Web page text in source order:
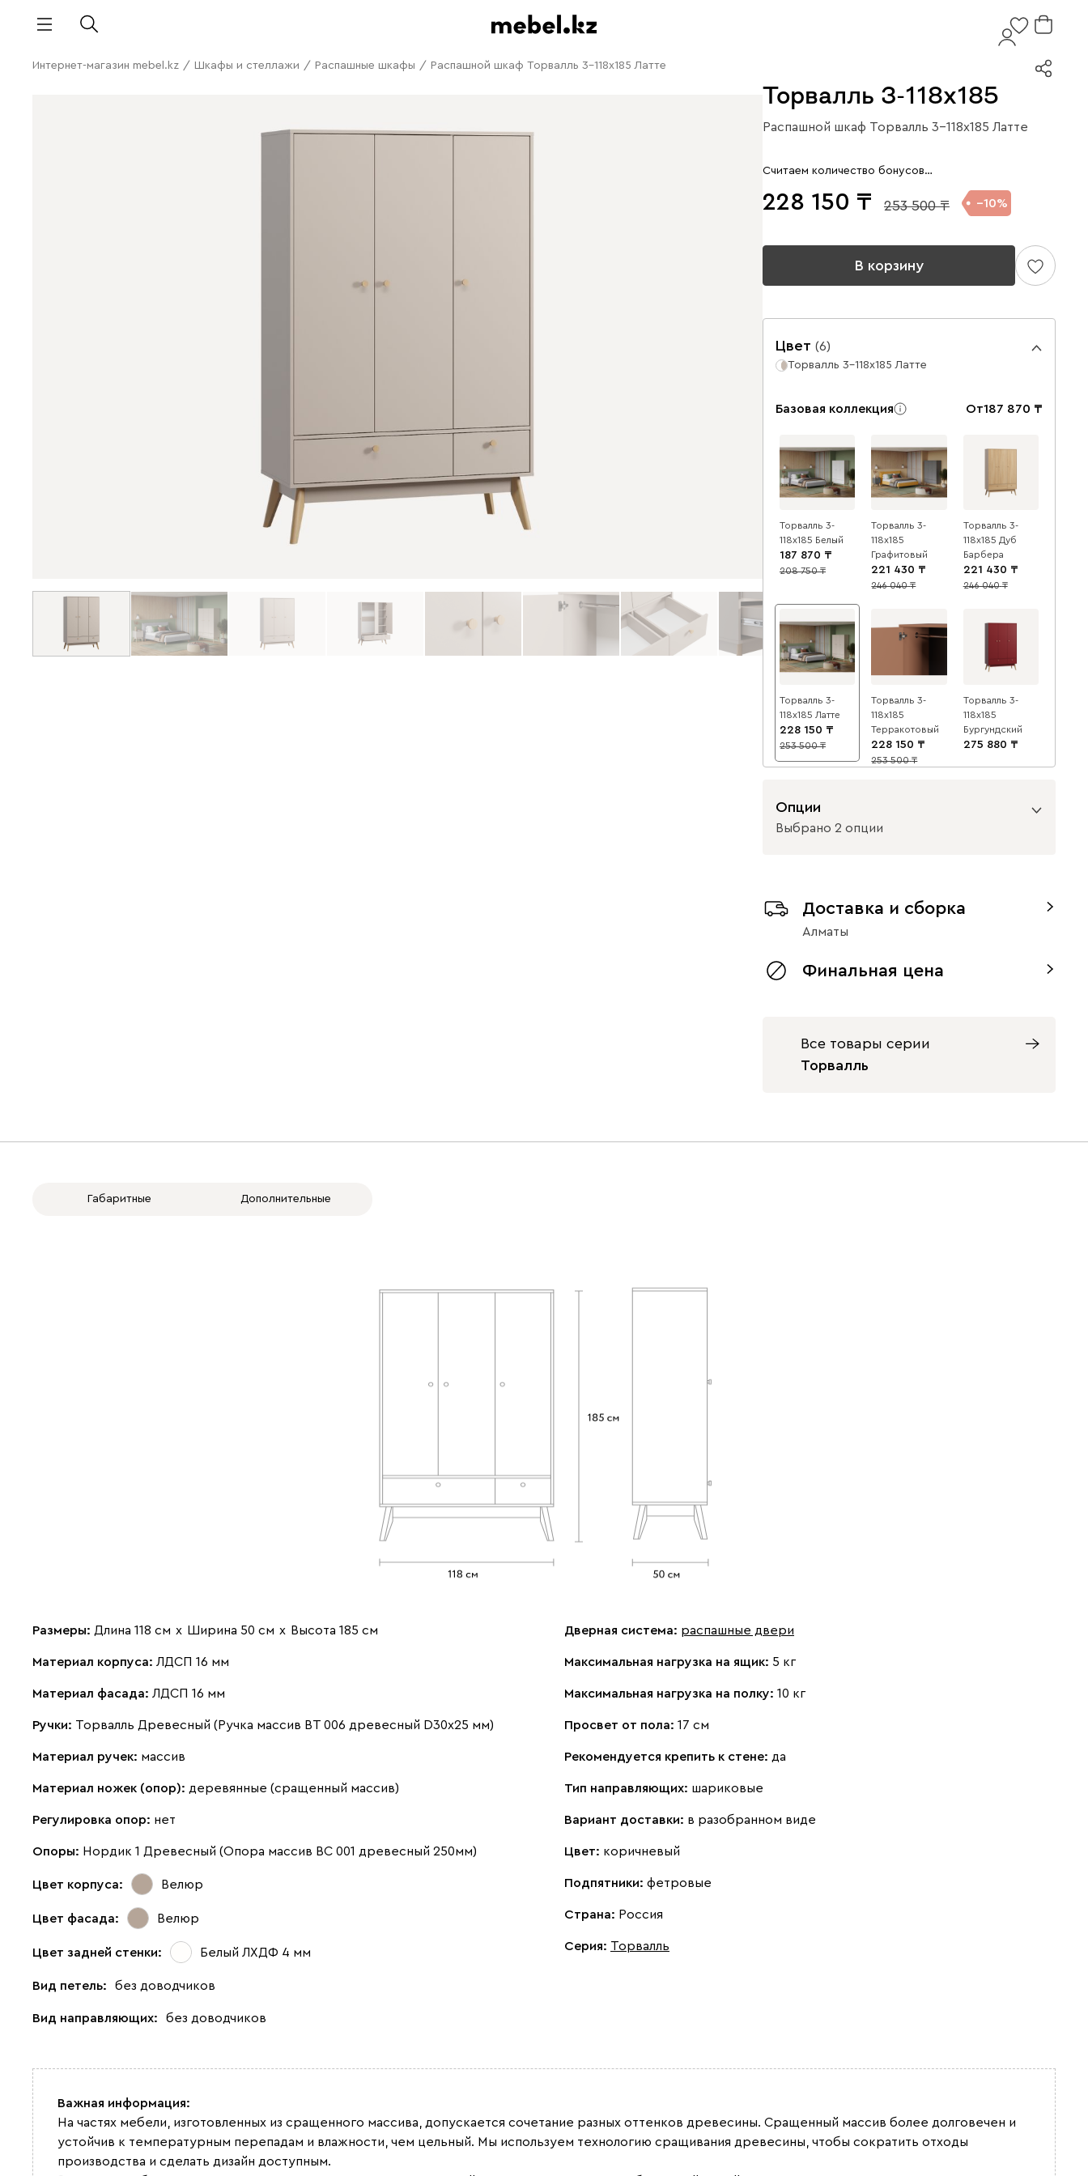
Интернет-магазин mebel.kz / Шкафы и стеллажи / Распашные шкафы / Распашной шкаф Торвалль 3-118x185 Латте
Торвалль 3-118x185
Распашной шкаф Торвалль 3-118x185 Латте
Считаем количество бонусов…
228 150 253 500 10
В корзину
Цвет (6)
Торвалль 3-118x185 Латте
Базовая коллекция От187 870
Торвалль 3-
118x185 Белый
187 870
10
208 750
Торвалль 3-
118x185
Графитовый
221 430
10
246 040
Торвалль 3-
118x185 Дуб
Барбера
221 430
10
246 040
Торвалль 3-
118x185 Латте
228 150
10
253 500
Торвалль 3-
118x185
Терракотовый
228 150
10
253 500
Торвалль 3-
118x185
Бургундский
275 880
Опции
Выбрано 2 опции
с доводчиками без доводчиков
Доставка и сборка
Алматы
Финальная цена
Все товары серии
Торвалль
Габаритные Дополнительные
Размеры: Длина 118 см х Ширина 50 см х Высота 185 см
Материал корпуса: ЛДСП 16 мм
Материал фасада: ЛДСП 16 мм
Ручки: Торвалль Древесный (Ручка массив ВТ 006 древесный D30х25 мм)
Материал ручек: массив
Материал ножек (опор): деревянные (сращенный массив)
Регулировка опор: нет
Опоры: Нордик 1 Древесный (Опора массив ВС 001 древесный 250мм)
Цвет корпуса: Велюр
Цвет фасада: Велюр
Цвет задней стенки: Белый ЛХДФ 4 мм
Вид петель: без доводчиков
Вид направляющих: без доводчиков
Дверная система: распашные двери
Максимальная нагрузка на ящик: 5 кг
Максимальная нагрузка на полку: 10 кг
Просвет от пола: 17 см
Рекомендуется крепить к стене: да
Тип направляющих: шариковые
Вариант доставки: в разобранном виде
Цвет: коричневый
Подпятники: фетровые
Страна: Россия
Серия: Торвалль
Важная информация:
На частях мебели, изготовленных из сращенного массива, допускается сочетание разных оттенков древесины. Сращенный массив более долговечен и
устойчив к температурным перепадам и влажности, чем цельный. Мы используем технологию сращивания древесины, чтобы сократить отходы
производства и сделать дизайн доступным.